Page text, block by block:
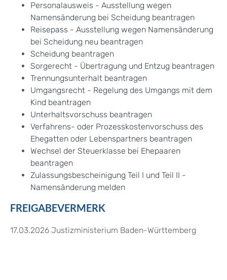
Personalausweis - Ausstellung wegen
Namensänderung bei Scheidung beantragen
Reisepass - Ausstellung wegen Namensänderung
bei Scheidung neu beantragen
Scheidung beantragen
Sorgerecht - Übertragung und Entzug beantragen
Trennungsunterhalt beantragen
Umgangsrecht - Regelung des Umgangs mit dem
Kind beantragen
Unterhaltsvorschuss beantragen
Verfahrens- oder Prozesskostenvorschuss des
Ehegatten oder Lebenspartners beantragen
Wechsel der Steuerklasse bei Ehepaaren
beantragen
Zulassungsbescheinigung Teil I und Teil II -
Namensänderung melden
FREIGABEVERMERK
17.03.2026 Justizministerium Baden-Württemberg